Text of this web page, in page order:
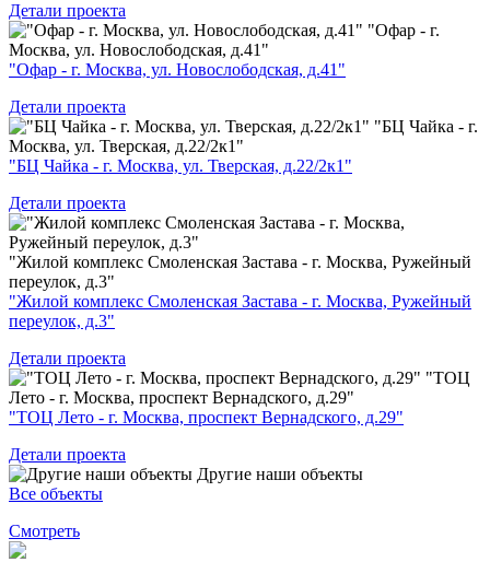
Детали проекта
"Офар - г.
Москва, ул. Новослободская, д.41"
"Офар - г. Москва, ул. Новослободская, д.41"
Детали проекта
"БЦ Чайка - г.
Москва, ул. Тверская, д.22/2к1"
"БЦ Чайка - г. Москва, ул. Тверская, д.22/2к1"
Детали проекта
"Жилой комплекс Смоленская Застава - г. Москва, Ружейный
переулок, д.3"
"Жилой комплекс Смоленская Застава - г. Москва, Ружейный
переулок, д.3"
Детали проекта
"ТОЦ
Лето - г. Москва, проспект Вернадского, д.29"
"ТОЦ Лето - г. Москва, проспект Вернадского, д.29"
Детали проекта
Другие наши объекты
Все объекты
Смотреть